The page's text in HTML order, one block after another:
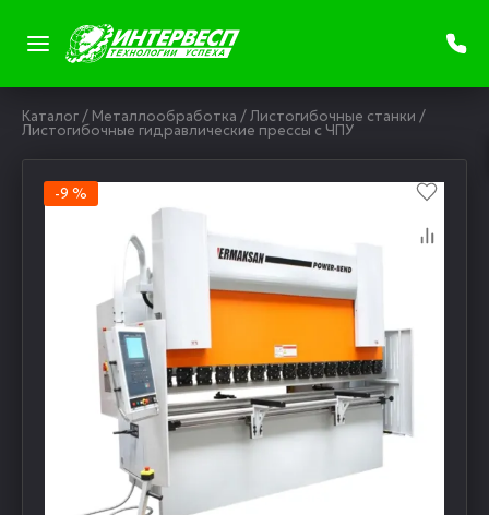
Каталог/ Металлообработка /Листогибочные станки /
Листогибочные гидравлические прессы с ЧПУ
-9 %